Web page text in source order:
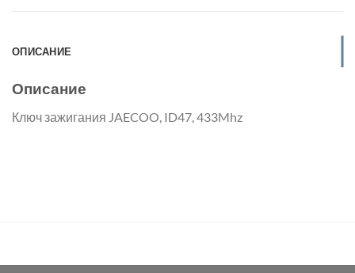
ОПИСАНИЕ
Описание
Ключ зажигания JAECOO, ID47, 433Mhz